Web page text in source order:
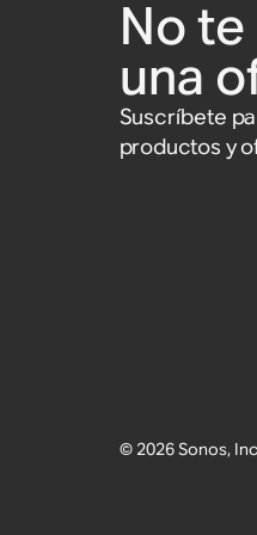
No
una
Suscríbete
productos y
© 2026 Sonos,